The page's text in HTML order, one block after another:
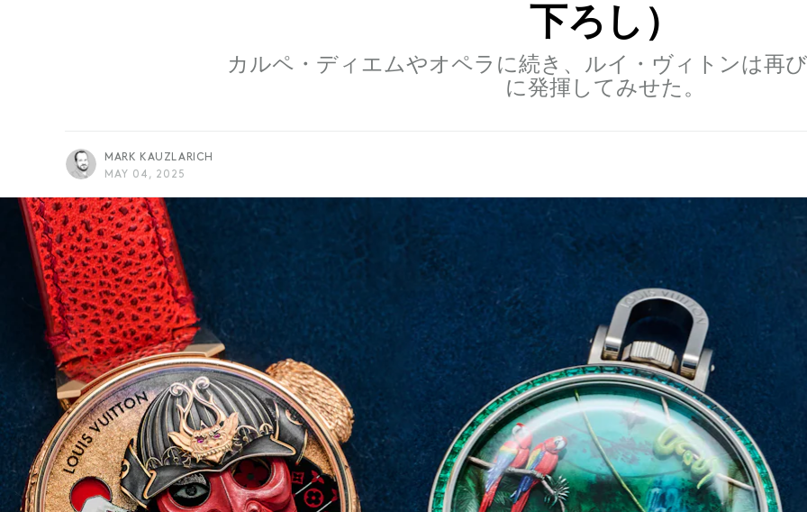
下ろし）
カルペ・ディエムやオペラに続き、ルイ・ヴィトンは再
に発揮してみせた。
MARK KAUZLARICH
MAY 04, 2025